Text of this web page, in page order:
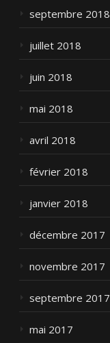
septembre 2018
juillet 2018
juin 2018
mai 2018
avril 2018
février 2018
janvier 2018
décembre 2017
novembre 2017
septembre 2017
mai 2017